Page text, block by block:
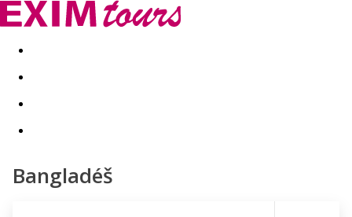
Akční nabídky Last minute
Bangladéš